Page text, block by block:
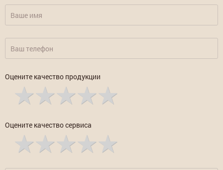
Оцените качество продукции
Оцените качество сервиса